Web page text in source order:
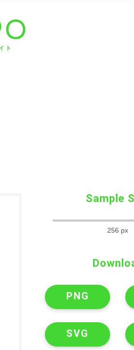
ト
Sample
256 px
PNG
SVG